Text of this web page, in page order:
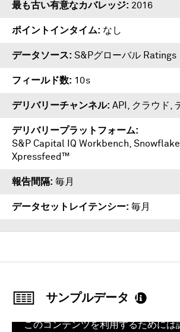
最も古い有意なカバレッジ 2016
ポイントインタイム なし
データソース S&Pグローバル Ratings
フィールド数 10s
デリバリーチャンネル API, クラウド,
デリバリープラットフォーム
S&P Capital IQ Workbench, Snowflake
Xpressfeed™
報告間隔 毎月
データセットレイテンシー 毎月
サンプルデータ
このコンテンツを利用するためには